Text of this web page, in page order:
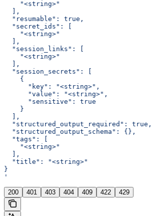
    "<string>"
  ],
  "resumable": true,
  "secret_ids": [
    "<string>"
  ],
  "session_links": [
    "<string>"
  ],
  "session_secrets": [
    {
      "key": "<string>",
      "value": "<string>",
      "sensitive": true
    }
  ],
  "structured_output_required": true,
  "structured_output_schema": {},
  "tags": [
    "<string>"
  ],
  "title": "<string>"
}
'
200 401 403 404 409 422 429